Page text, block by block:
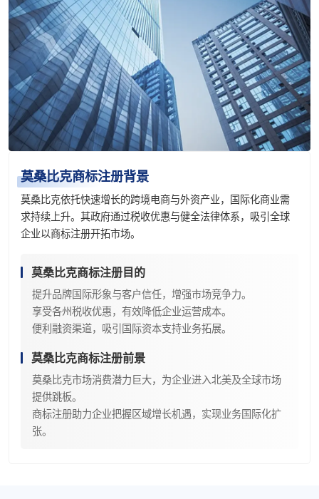
莫桑比克商标注册背景
莫桑比克依托快速增长的跨境电商与外资产业，国际化商业需
求持续上升。其政府通过税收优惠与健全法律体系，吸引全球
企业以商标注册开拓市场。
莫桑比克商标注册目的
提升品牌国际形象与客户信任，增强市场竞争力。
享受各州税收优惠，有效降低企业运营成本。
便利融资渠道，吸引国际资本支持业务拓展。
莫桑比克商标注册前景
莫桑比克市场消费潜力巨大，为企业进入北美及全球市场
提供跳板。
商标注册助力企业把握区域增长机遇，实现业务国际化扩
张。